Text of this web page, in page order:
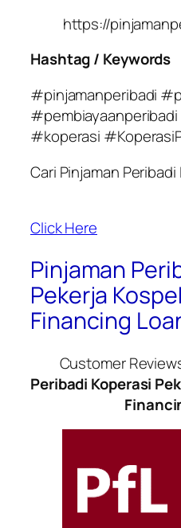
https://
Hashtag / Keywords
#pinjamanperibadi
#koperasi
Cari Pinjaman Peribadi
Click Here
Pinjaman
Pekerja
Financing
Customer
Peribadi Koperasi